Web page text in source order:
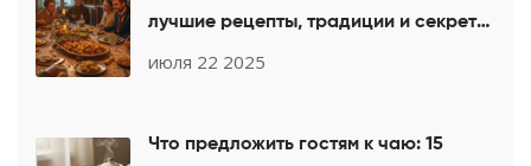
лучшие рецепты, традиции и секреты
идеального застолья
июля 22 2025
Что предложить гостям к чаю: 15